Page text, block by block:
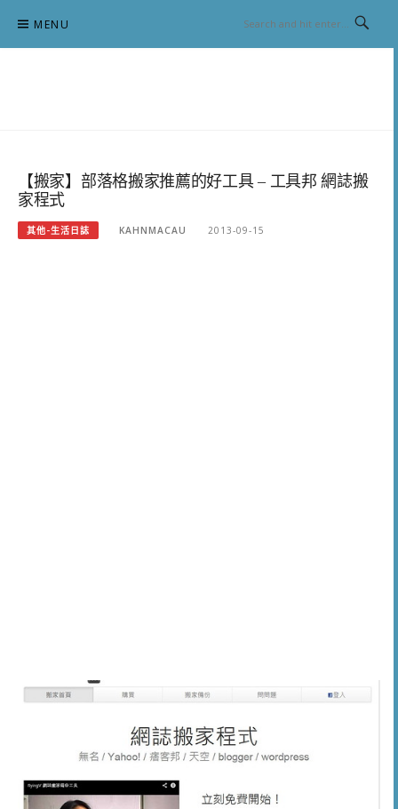
content
MENU
【搬家】部落格搬家推薦的好工具 – 工具邦 網誌搬
家程式
其他-生活日誌 KAHNMACAU 2013-09-15